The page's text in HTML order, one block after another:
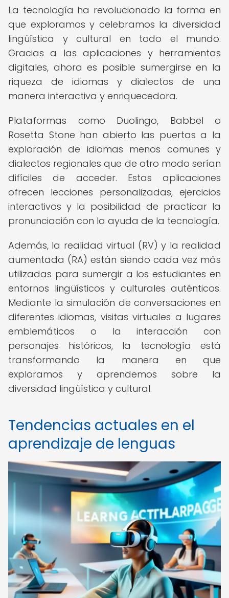
La tecnología ha revolucionado la forma en
que exploramos y celebramos la diversidad
lingüística y cultural en todo el mundo.
Gracias a las aplicaciones y herramientas
digitales, ahora es posible sumergirse en la
riqueza de idiomas y dialectos de una
manera interactiva y enriquecedora.
Plataformas como Duolingo, Babbel o
Rosetta Stone han abierto las puertas a la
exploración de idiomas menos comunes y
dialectos regionales que de otro modo serían
difíciles de acceder. Estas aplicaciones
ofrecen lecciones personalizadas, ejercicios
interactivos y la posibilidad de practicar la
pronunciación con la ayuda de la tecnología.
Además, la realidad virtual (RV) y la realidad
aumentada (RA) están siendo cada vez más
utilizadas para sumergir a los estudiantes en
entornos lingüísticos y culturales auténticos.
Mediante la simulación de conversaciones en
diferentes idiomas, visitas virtuales a lugares
emblemáticos o la interacción con
personajes históricos, la tecnología está
transformando la manera en que
exploramos y aprendemos sobre la
diversidad lingüística y cultural.
Tendencias actuales en el
aprendizaje de lenguas